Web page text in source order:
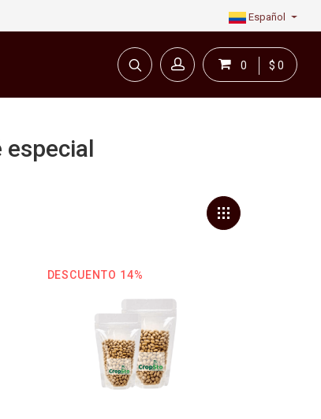
Español
0 $ 0
DESCUENTO 14%